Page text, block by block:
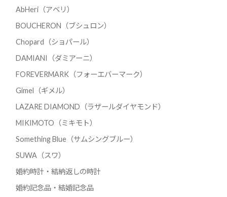
AbHeri（アベリ）
BOUCHERON（ブシュロン）
Chopard（ショパール）
DAMIANI（ダミアーニ）
FOREVERMARK（フォーエバーマーク）
Gimel（ギメル）
LAZARE DIAMOND（ラザールダイヤモンド）
MIKIMOTO（ミキモト）
Something Blue（サムシングブルー）
SUWA（スワ）
婚約時計・結納返しの時計
婚約記念品・結婚記念品